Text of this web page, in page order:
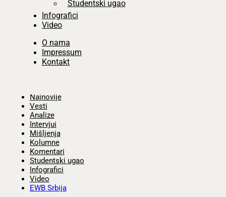
Studentski ugao
Infografici
Video
O nama
Impressum
Kontakt
Najnovije
Vesti
Analize
Intervjui
Mišljenja
Kolumne
Komentari
Studentski ugao
Infografici
Video
EWB Srbija